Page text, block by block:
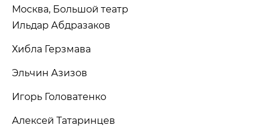
Москва, Большой театр
Ильдар Абдразаков
Хибла Герзмава
Эльчин Азизов
Игорь Головатенко
Алексей Татаринцев